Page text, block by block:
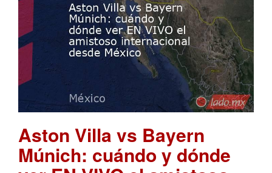
Aston Villa vs Bayern
Múnich: cuándo y dónde